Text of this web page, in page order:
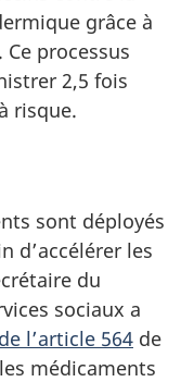
grâce à
processus
2,5 fois
risque.
sont déployés
d’accélérer les
du
sociaux a
l’article 564 de
médicaments